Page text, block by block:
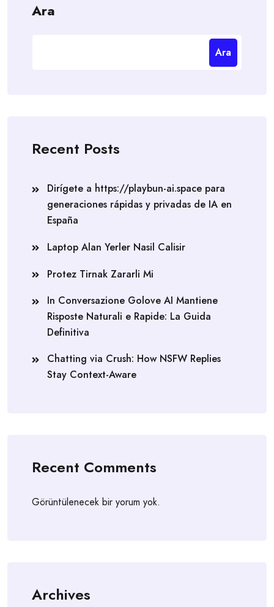
Ara
Ara
Recent Posts
Dirígete a https://playbun-ai.space para
generaciones rápidas y privadas de IA en
España
Laptop Alan Yerler Nasil Calisir
Protez Tirnak Zararli Mi
In Conversazione Golove AI Mantiene
Risposte Naturali e Rapide: La Guida
Definitiva
Chatting via Crush: How NSFW Replies
Stay Context-Aware
Recent Comments
Görüntülenecek bir yorum yok.
Archives